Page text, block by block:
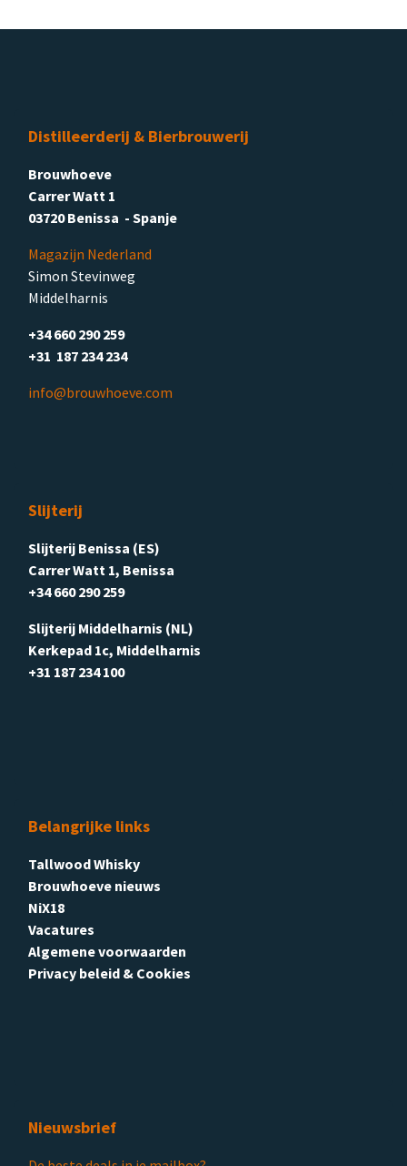
Distilleerderij & Bierbrouwerij
Brouwhoeve
Carrer Watt 1
03720 Benissa - Spanje
Magazijn Nederland
Simon Stevinweg
Middelharnis
+34 660 290 259
+31 187 234 234
info@brouwhoeve.com
Slijterij
Slijterij Benissa (ES)
Carrer Watt 1, Benissa
+34 660 290 259
Slijterij Middelharnis (NL)
Kerkepad 1c, Middelharnis
+31 187 234 100
Belangrijke links
Tallwood Whisky
Brouwhoeve nieuws
NiX18
Vacatures
Algemene voorwaarden
Privacy beleid & Cookies
Nieuwsbrief